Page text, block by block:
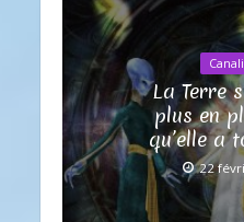
La Terre
plus en
qu’elle a
22